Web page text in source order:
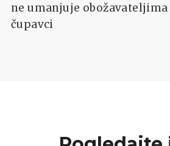
ne umanjuje
čupavci